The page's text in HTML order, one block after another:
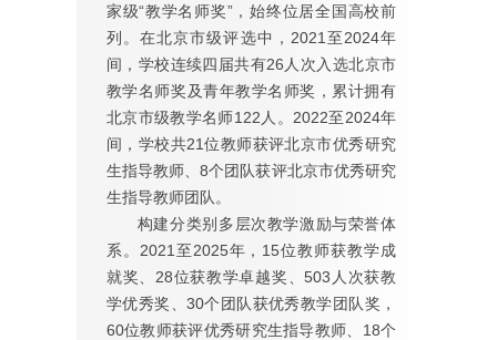
家级“教学名师奖”，始终位居全国高校前
列。在北京市级评选中，2021至2024年
间，学校连续四届共有26人次入选北京市
教学名师奖及青年教学名师奖，累计拥有
北京市级教学名师122人。2022至2024年
间，学校共21位教师获评北京市优秀研究
生指导教师、8个团队获评北京市优秀研究
生指导教师团队。
构建分类别多层次教学激励与荣誉体
系。2021至2025年，15位教师获教学成
就奖、28位获教学卓越奖、503人次获教
学优秀奖、30个团队获优秀教学团队奖，
60位教师获评优秀研究生指导教师、18个